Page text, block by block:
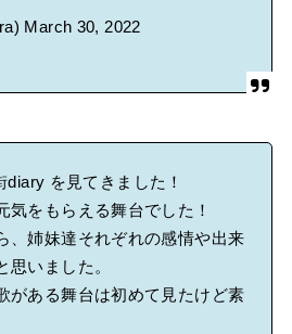
March 30, 2022
diary を見てきました！
気をもらえる舞台でした！
、姉妹達それぞれの感情や出来
思いました。
がある舞台は初めて見たけど素